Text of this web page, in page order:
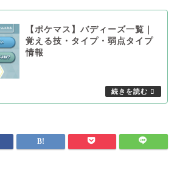
【ポケマス】バディーズ一覧｜
覚える技・タイプ・弱点タイプ
情報